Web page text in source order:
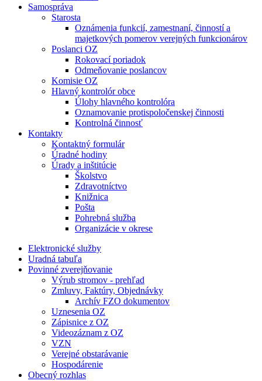
Samospráva
Starosta
Oznámenia funkcií, zamestnaní, činností a
majetkových pomerov verejných funkcionárov
Poslanci OZ
Rokovací poriadok
Odmeňovanie poslancov
Komisie OZ
Hlavný kontrolór obce
Úlohy hlavného kontrolóra
Oznamovanie protispoločenskej činnosti
Kontrolná činnosť
Kontakty
Kontaktný formulár
Úradné hodiny
Úrady a inštitúcie
Školstvo
Zdravotníctvo
Knižnica
Pošta
Pohrebná služba
Organizácie v okrese
Elektronické služby
Uradná tabuľa
Povinné zverejňovanie
Výrub stromov - prehľad
Zmluvy, Faktúry, Objednávky
Archív FZO dokumentov
Uznesenia OZ
Zápisnice z OZ
Videozáznam z OZ
VZN
Verejné obstarávanie
Hospodárenie
Obecný rozhlas